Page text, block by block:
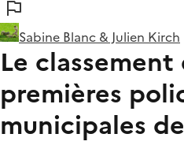
Sabine Blanc & Julien Kirch
Le classement
premières
municipales